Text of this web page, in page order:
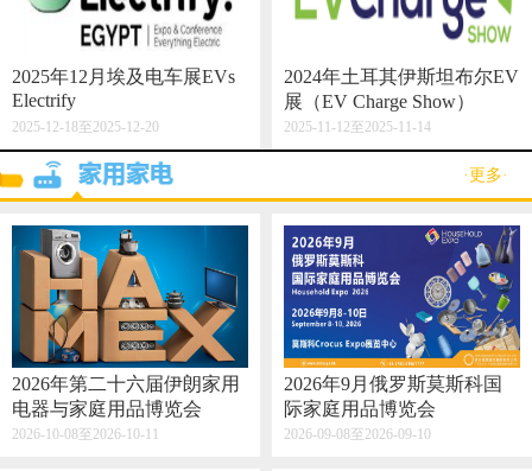
2025年12月埃及电车展EVs
Electrify
2025-12-18至2025-12-20
2024年土耳其伊斯坦布尔EV
展（EV Charge Show）
2025-11-12至2025-11-14
·更多·
2026年第二十六届伊朗家用
电器与家庭用品博览会
2026-10-08至2026-10-11
2026年9月俄罗斯莫斯科国
际家庭用品博览会
2026-09-08至2026-09-10